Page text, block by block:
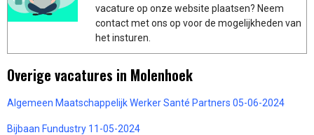
vacature op onze website plaatsen? Neem
contact met ons op voor de mogelijkheden van
het insturen.
Overige vacatures in Molenhoek
Algemeen Maatschappelijk Werker Santé Partners 05-06-2024
Bijbaan Fundustry 11-05-2024